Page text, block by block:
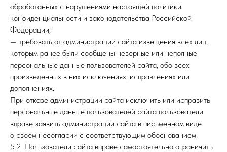
обработанных с нарушениями настоящей политики
конфиденциальности и законодательства Российской
Федерации;
— требовать от администрации сайта извещения всех лиц,
которым ранее были сообщены неверные или неполные
персональные данные пользователей сайта, обо всех
произведенных в них исключениях, исправлениях или
дополнениях.
При отказе администрации сайта исключить или исправить
персональные данные пользователей сайта пользователи
вправе заявить администрации сайта в письменном виде
о своем несогласии с соответствующим обоснованием.
5.2. Пользователи сайта вправе самостоятельно ограничить